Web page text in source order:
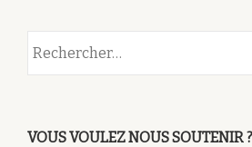
VOUS VOULEZ NOUS SOUTENIR ?